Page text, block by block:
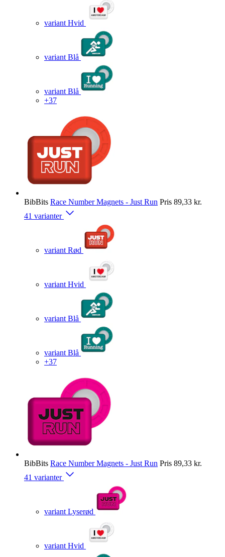
variant Hvid
variant Blå
variant Blå
+37
BibBits Race Number Magnets - Just Run Pris 89,33 kr.
41 varianter
variant Rød
variant Hvid
variant Blå
variant Blå
+37
BibBits Race Number Magnets - Just Run Pris 89,33 kr.
41 varianter
variant Lyserød
variant Hvid